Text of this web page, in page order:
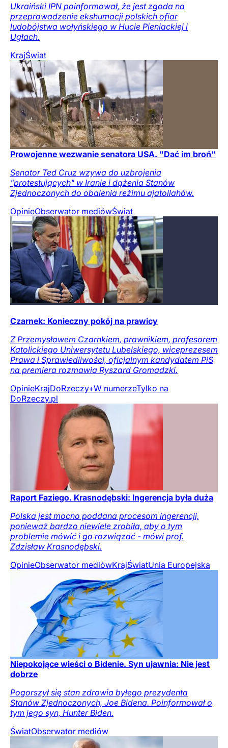
Ukraiński IPN poinformował, że jest zgoda na
przeprowadzenie ekshumacji polskich ofiar
ludobójstwa wołyńskiego w Hucie Pieniackiej i
Ugłach.
KrajŚwiat
Prowojenne wezwanie senatora USA. "Dać im broń"
Senator Ted Cruz wzywa do uzbrojenia
"protestujących" w Iranie i dążenia Stanów
Zjednoczonych do obalenia reżimu ajatollahów.
OpinieObserwator mediówŚwiat
Czarnek: Konieczny pokój na prawicy
Z Przemysławem Czarnkiem, prawnikiem, profesorem
Katolickiego Uniwersytetu Lubelskiego, wiceprezesem
Prawa i Sprawiedliwości, oficjalnym kandydatem PiS
na premiera rozmawia Ryszard Gromadzki.
OpinieKrajDoRzeczy+W numerzeTylko na
DoRzeczy.pl
Raport Faziego. Krasnodębski: Ingerencja była duża
Polska jest mocno poddana procesom ingerencji,
ponieważ bardzo niewiele zrobiła, aby o tym
problemie mówić i go rozwiązać - mówi prof.
Zdzisław Krasnodębski.
OpinieObserwator mediówKrajŚwiatUnia Europejska
Niepokojące wieści o Bidenie. Syn ujawnia: Nie jest
dobrze
Pogorszył się stan zdrowia byłego prezydenta
Stanów Zjednoczonych, Joe Bidena. Poinformował o
tym jego syn, Hunter Biden.
ŚwiatObserwator mediów